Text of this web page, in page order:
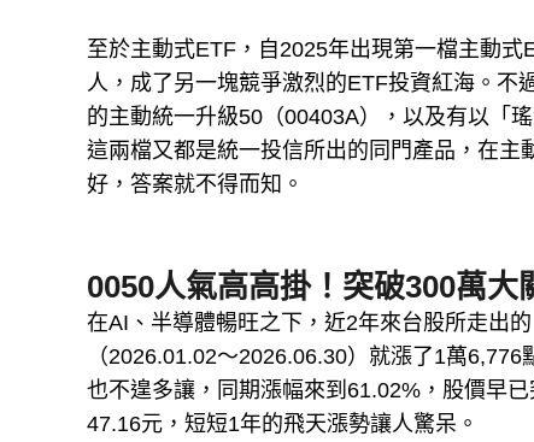
至於主動式ETF，自2025年出現第一檔主動
人，成了另一塊競爭激烈的ETF投資紅海。不
的主動統一升級50（00403A），以及有以「
這兩檔又都是統一投信所出的同門產品，在
好，答案就不得而知。
0050人氣高高掛！突破300萬大
在AI、半導體暢旺之下，近2年來台股所走出
（2026.01.02～2026.06.30）就漲了1萬
也不遑多讓，同期漲幅來到61.02%，股價早
47.16元，短短1年的飛天漲勢讓人驚呆。